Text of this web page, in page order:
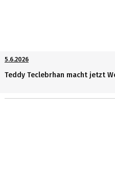
5.6.2026
Teddy Teclebrhan macht jetzt